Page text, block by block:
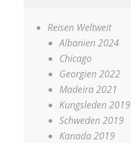
Reisen Weltweit
Albanien 2024
Chicago
Georgien 2022
Madeira 2021
Kungsleden 2019
Schweden 2019
Kanada 2019